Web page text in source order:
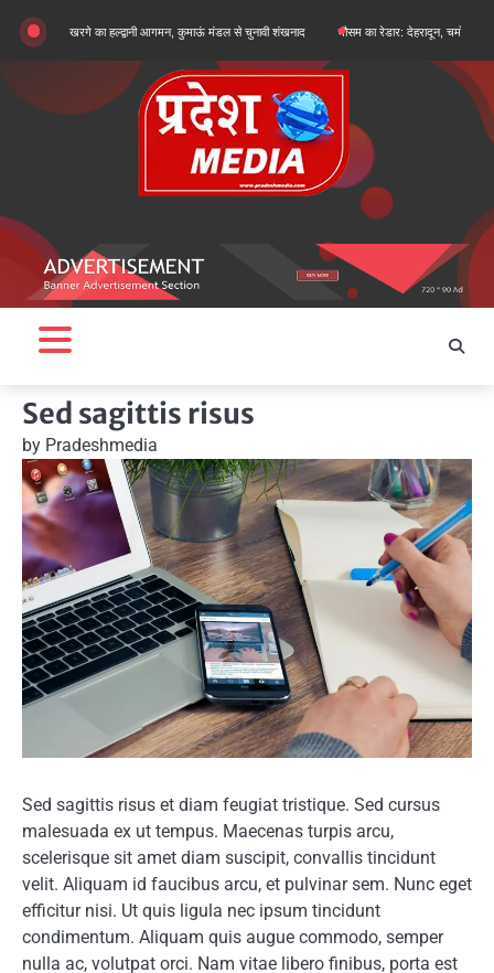
Skip
content
खरगे का हल्द्वानी आगमन, कुमाऊं मंडल से चुनावी शंखनाद मौसम का रेडार: देहरादून, चमोली और बागेश्वर
Sed sagittis risus
by Pradeshmedia
Sed sagittis risus et diam feugiat tristique. Sed cursus
malesuada ex ut tempus. Maecenas turpis arcu,
scelerisque sit amet diam suscipit, convallis tincidunt
velit. Aliquam id faucibus arcu, et pulvinar sem. Nunc eget
efficitur nisi. Ut quis ligula nec ipsum tincidunt
condimentum. Aliquam quis augue commodo, semper
nulla ac, volutpat orci. Nam vitae libero finibus, porta est